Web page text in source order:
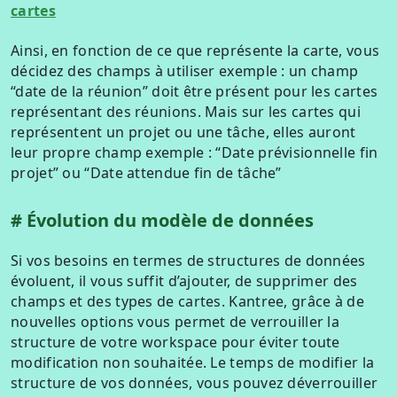
cartes
Ainsi, en fonction de ce que représente la carte, vous
décidez des champs à utiliser exemple : un champ
“date de la réunion” doit être présent pour les cartes
représentant des réunions. Mais sur les cartes qui
représentent un projet ou une tâche, elles auront
leur propre champ exemple : “Date prévisionnelle fin
projet” ou “Date attendue fin de tâche”
Évolution du modèle de données
Si vos besoins en termes de structures de données
évoluent, il vous suffit d’ajouter, de supprimer des
champs et des types de cartes. Kantree, grâce à de
nouvelles options vous permet de verrouiller la
structure de votre workspace pour éviter toute
modification non souhaitée. Le temps de modifier la
structure de vos données, vous pouvez déverrouiller